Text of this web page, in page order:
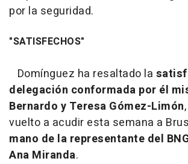
por la seguridad.
"SATISFECHOS"
Domínguez ha resaltado la
delegación conformada por él
Bernardo y Teresa Gómez-Limón
vuelto a acudir esta semana a
mano de la representante del
Ana Miranda.